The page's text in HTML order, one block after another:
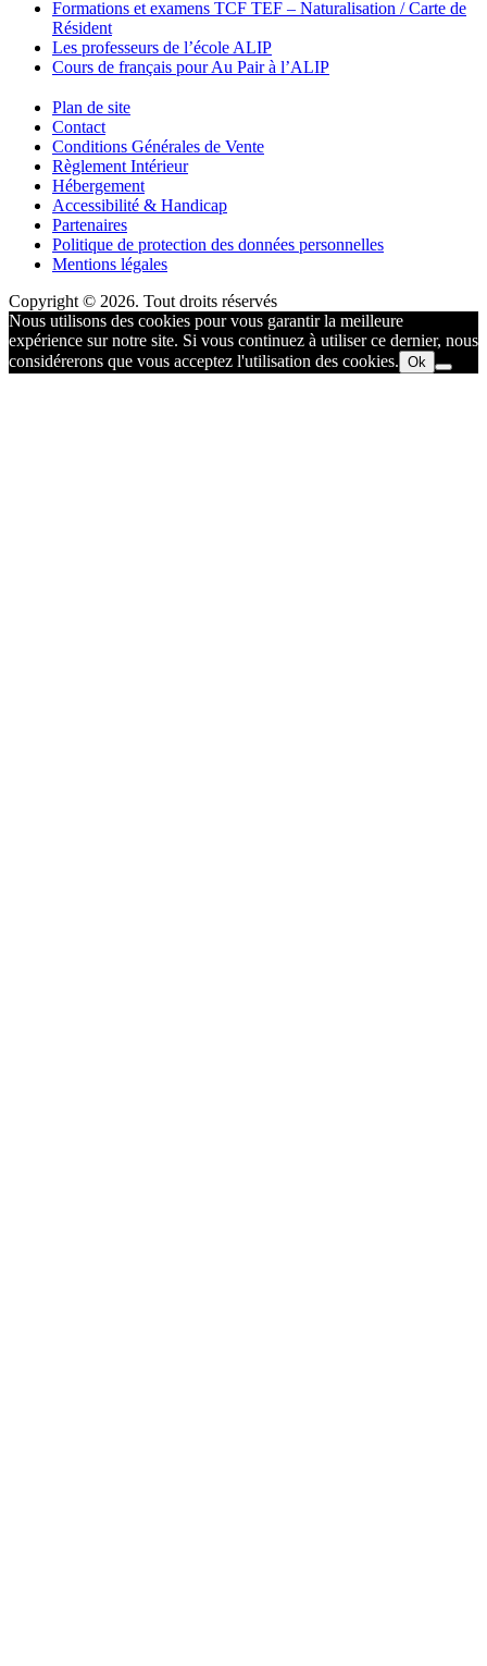
Formations et examens TCF TEF – Naturalisation / Carte de
Résident
Les professeurs de l’école ALIP
Cours de français pour Au Pair à l’ALIP
Plan de site
Contact
Conditions Générales de Vente
Règlement Intérieur
Hébergement
Accessibilité & Handicap
Partenaires
Politique de protection des données personnelles
Mentions légales
Copyright © 2026. Tout droits réservés
Nous utilisons des cookies pour vous garantir la meilleure
expérience sur notre site. Si vous continuez à utiliser ce dernier, nous
considérerons que vous acceptez l'utilisation des cookies. Ok